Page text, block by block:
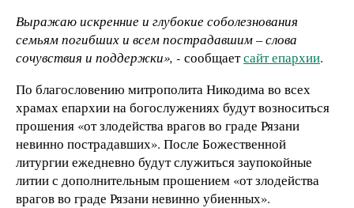
Выражаю искренние и глубокие соболезнования
семьям погибших и всем пострадавшим – слова
сочувствия и поддержки», - сообщаетсайт епархии.
По благословению митрополита Никодима во всех
храмах епархии на богослужениях будут возноситься
прошения «от злодейства врагов во граде Рязани
невинно пострадавших». После Божественной
литургии ежедневно будут служиться заупокойные
литии с дополнительным прошением «от злодейства
врагов во граде Рязани невинно убиенных».